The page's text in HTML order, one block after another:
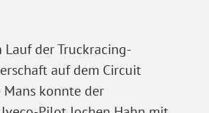
Lauf der Truckracing-
auf dem Circuit
konnte der